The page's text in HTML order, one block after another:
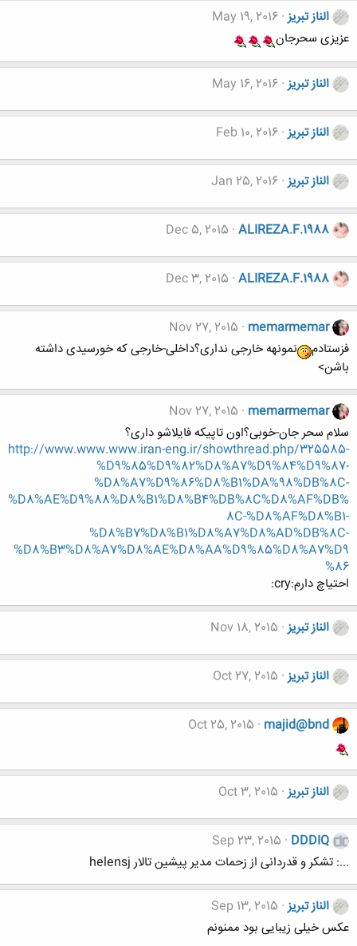
الناز تبریز May 19, 2016
عزیزی سحرجان
الناز تبریز May 16, 2016
الناز تبریز Feb 10, 2016
الناز تبریز Jan 25, 2016
ALIREZA.F.1988
Dec 5, 2015
ALIREZA.F.1988
Dec 3, 2015
memarmemar
Nov 27, 2015
فزستادم
نمونهه خارجی نداری؟داخلی-خارجی که خورسیدی داشته
باشن>
memarmemar
Nov 27, 2015
سلام سحر جان-خوبی؟اون تاپیکه فایلاشو داری؟
http://www.www.www.iran-eng.ir/showthread.php/325585-
%D9%85%D9%82%D8%A7%D9%84%D9%87-
%D8%A7%D9%86%D8%B1%DA%98%DB%8C-
%D8%AE%D9%88%D8%B1%D8%B4%DB%8C%D8%AF%DB%
8C-%D8%AF%D8%B1-
%D8%B7%D8%B1%D8%A7%D8%AD%DB%8C-
%D8%B3%D8%A7%D8%AE%D8%AA%D9%85%D8%A7%D9
%86
احتیاچ دارم:cry:
الناز تبریز Nov 18, 2015
الناز تبریز Oct 27, 2015
majid@bnd
Oct 25, 2015
الناز تبریز Oct 3, 2015
DDDIQ
Sep 23, 2015
...: تشکر و قدردانی از زحمات مدیر پیشین تالار helensj
الناز تبریز Sep 13, 2015
عکس خیلی زیبایی بود ممنونم